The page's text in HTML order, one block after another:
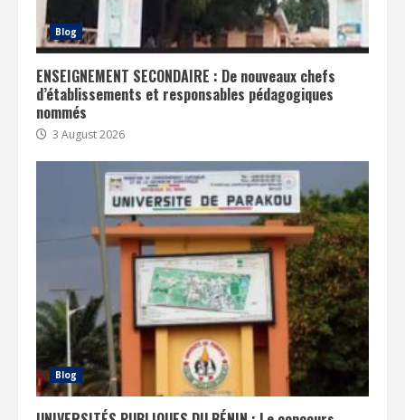
Blog
ENSEIGNEMENT SECONDAIRE : De nouveaux chefs
d’établissements et responsables pédagogiques
nommés
3 August 2026
Blog